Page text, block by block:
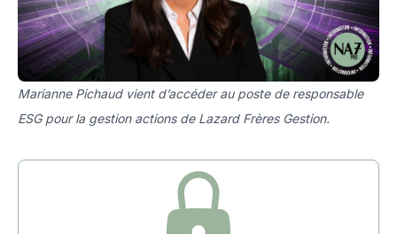
Marianne Pichaud vient d’accéder au poste de responsable
ESG pour la gestion actions de Lazard Frères Gestion.